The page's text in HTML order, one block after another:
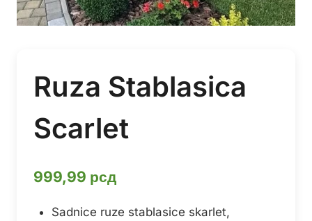
Ruza Stablasica
Scarlet
999,99 рсд
Sadnice ruze stablasice skarlet,